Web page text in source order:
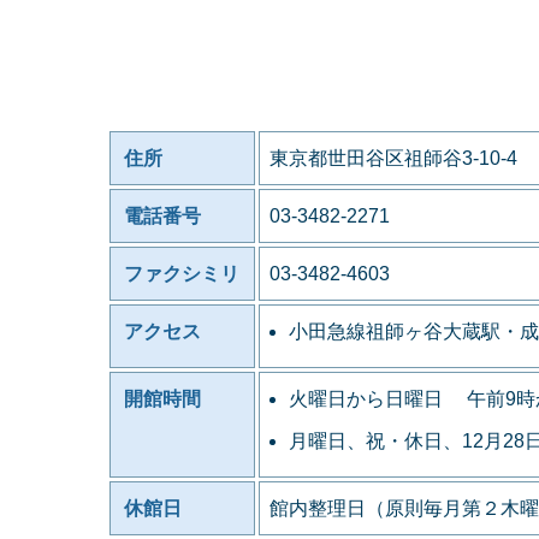
住所 東京都世田谷区祖師谷3-10-4
電話番号 03-3482-2271
ファクシミリ 03-3482-4603
アクセス 小田急線祖師ヶ谷大蔵駅・
開館時間 火曜日から日曜日 午前9時
月曜日、祝・休日、12月
休館日 館内整理日（原則毎月第２木